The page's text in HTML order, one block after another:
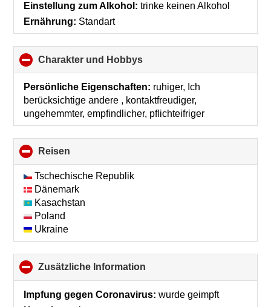
Einstellung zum Alkohol: trinke keinen Alkohol
Ernährung: Standart
Charakter und Hobbys
to
collapse
contents
Persönliche Eigenschaften: ruhiger, Ich
berücksichtige andere , kontaktfreudiger,
ungehemmter, empfindlicher, pflichteifriger
Reisen
to
collapse
contents
Tschechische Republik
Dänemark
Kasachstan
Poland
Ukraine
Zusätzliche Information
to
collapse
Impfung gegen Coronavirus: wurde geimpft